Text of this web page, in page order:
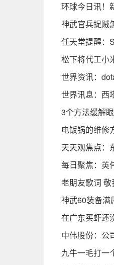
环球今日讯！
神武官兵捉贼
任天堂提醒：
松下将代工小
世界资讯：
世界讯息：西
3个方法缓解
电饭锅的维修
天天观焦点：
每日聚焦：英
老朋友歌词
神武60装备满
在广东买虾还
中伟股份：公
九牛一毛打一